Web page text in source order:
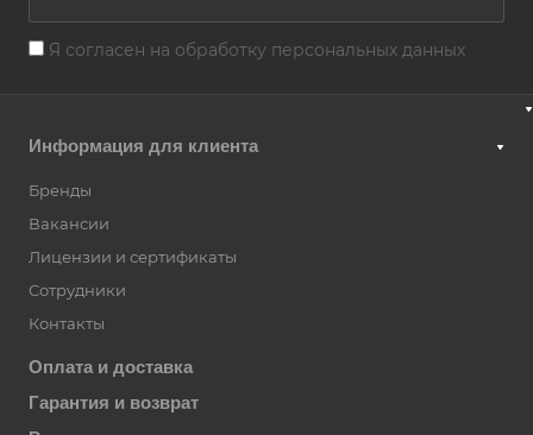
Я согласен на обработку персональных данных
Информация для клиента
Бренды
Вакансии
Лицензии и сертификаты
Сотрудники
Контакты
Оплата и доставка
Гарантия и возврат